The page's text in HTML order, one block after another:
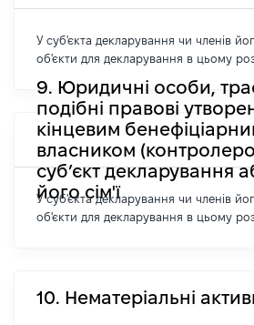
У суб'єкта декларування чи членів
об'єкти для декларування в цьому
9. Юридичні особи,
подібні правові
кінцевим
власником
суб’єкт декларування
його сім'ї
У суб'єкта декларування чи членів
об'єкти для декларування в цьому
10. Нематеріальні